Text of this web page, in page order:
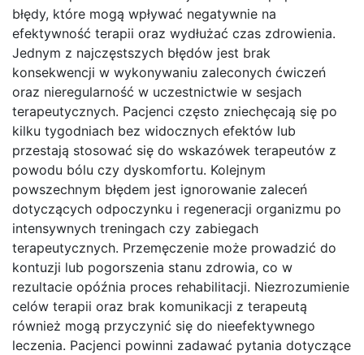
błędy, które mogą wpływać negatywnie na
efektywność terapii oraz wydłużać czas zdrowienia.
Jednym z najczęstszych błędów jest brak
konsekwencji w wykonywaniu zaleconych ćwiczeń
oraz nieregularność w uczestnictwie w sesjach
terapeutycznych. Pacjenci często zniechęcają się po
kilku tygodniach bez widocznych efektów lub
przestają stosować się do wskazówek terapeutów z
powodu bólu czy dyskomfortu. Kolejnym
powszechnym błędem jest ignorowanie zaleceń
dotyczących odpoczynku i regeneracji organizmu po
intensywnych treningach czy zabiegach
terapeutycznych. Przemęczenie może prowadzić do
kontuzji lub pogorszenia stanu zdrowia, co w
rezultacie opóźnia proces rehabilitacji. Niezrozumienie
celów terapii oraz brak komunikacji z terapeutą
również mogą przyczynić się do nieefektywnego
leczenia. Pacjenci powinni zadawać pytania dotyczące